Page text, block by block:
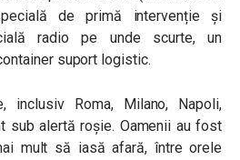
de primă intervenție și
radio pe unde scurte, un
suport logistic.
inclusiv Roma, Milano, Napoli,
sub alertă roșie. Oamenii au fost
mult să iasă afară, între orele